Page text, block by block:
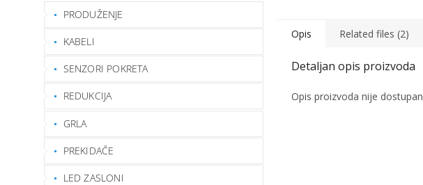
PRODUŽENJE
KABELI
SENZORI POKRETA
REDUKCIJA
GRLA
PREKIDAČE
LED ZASLONI
Opis Related files (2)
Opis proizvoda nije dostupan